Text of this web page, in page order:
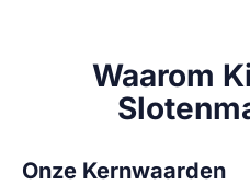
Waarom
Onze Kernwaarden